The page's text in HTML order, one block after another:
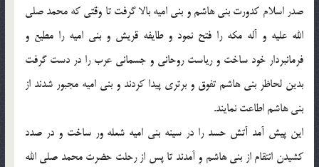
صدر اسلام كدورت بنى هاشم و بنى اميه بالا گرفت تا وقتى كه محمد صلى
الله عليه و آله مكه را فتح نمود و طايفه قريش و بنى اميه را مطيع و
فرمانبردار خود ساخت و رياست روحانى و جسمانى عرب را در دست گرفت
بدين لحاظر بنى هاشم تفوق و برترى پيدا كردند و بنى اميه مجبور شدند از
بنى هاشم اطاعت نمايند.
اين پيش آمد آتش حسد را در سينه بنى اميه شعله ور ساخت و در صدد
كشيدن انتقام از بنى هاشم و آمدند تا پس از رحلت حضرت محمد صلى الله